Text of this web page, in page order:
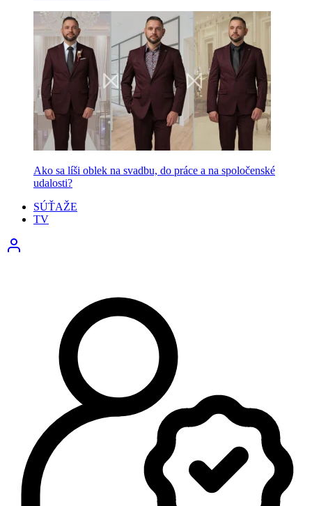
Ako sa líši oblek na svadbu, do práce a na spoločenské
udalosti?
SÚŤAŽE
TV